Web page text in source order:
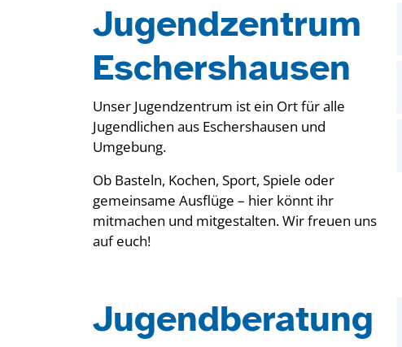
Jugendzentrum
Eschershausen
Unser Jugendzentrum ist ein Ort für alle
Jugendlichen aus Eschershausen und
Umgebung.
Ob Basteln, Kochen, Sport, Spiele oder
gemeinsame Ausflüge – hier könnt ihr
mitmachen und mitgestalten. Wir freuen uns
auf euch!
Jugendberatung